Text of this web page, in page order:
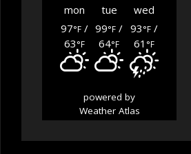
mon tue
wed
97°F /
63°F
99°F /
64°F
93°F/
61 °F
powered by
Weather Atlas